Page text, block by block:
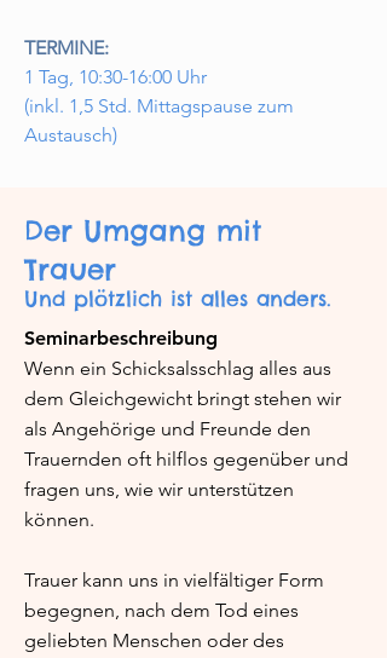
TERMINE:
1 Tag, 10:30-16:00 Uhr
(inkl. 1,5 Std. Mittagspause zum
Austausch)
Der Umgang mit
Trauer
Und plötzlich ist alles anders.
Seminarbeschreibung
Wenn ein Schicksalsschlag alles aus
dem Gleichgewicht bringt stehen wir
als Angehörige und Freunde den
Trauernden oft hilflos gegenüber und
fragen uns, wie wir unterstützen
können.
Trauer kann uns in vielfältiger Form
begegnen, nach dem Tod eines
geliebten Menschen oder des